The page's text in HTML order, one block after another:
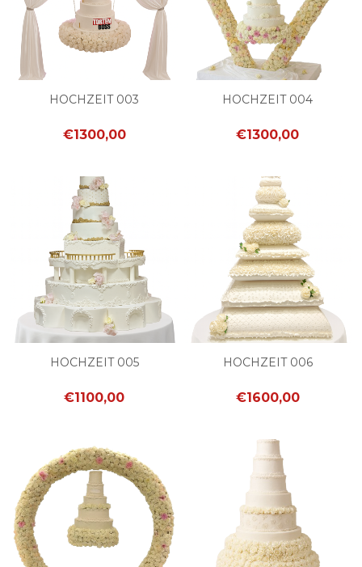
HOCHZEIT 003
€1300,00
HOCHZEIT 004
€1300,00
HOCHZEIT 005
€1100,00
HOCHZEIT 006
€1600,00